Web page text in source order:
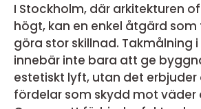
I Stockholm, där arkitekturen
högt, kan en enkel åtgärd
göra stor skillnad. Takmålning
innebär inte bara att ge
estetiskt lyft, utan det erbjuder
fördelar som skydd mot väder